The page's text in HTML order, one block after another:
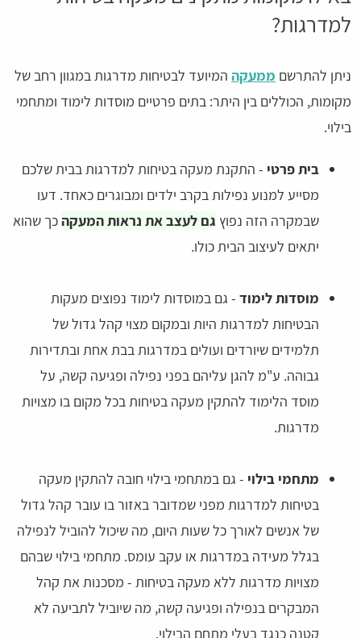
למדרגות?
ניתן להתרשם ממעקה המיועד לבטיחות מדרגות במגוון רחב של
מקומות, הכוללים בין היתר: בתים פרטיים מוסדות לימוד ומתחמי
בילוי.
בית פרטי - התקנת מעקה בטיחות למדרגות בבית שלכם
מסייע למנוע נפילות בקרב ילדים ומבוגרים כאחד. דעו
שבמקרה הזה נפוץ גם לעצב את נראות המעקהכך שהוא
יתאים לעיצוב הבית כולו.
מוסדות לימוד - גם במוסדות לימוד נפוצים מעקות
הבטיחות למדרגות היות ובמקום מצוי קהל גדול של
תלמידים שיורדים ועולים במדרגות בבת אחת ובתדירות
גבוהה. ע"מ להגן עליהם בפני נפילה ופגיעה קשה, על
מוסד הלימוד להתקין מעקה בטיחות בכל מקום בו מצויות
מדרגות.
מתחמי בילוי - גם במתחמי בילוי חובה להתקין מעקה
בטיחות למדרגות מפני שמדובר באזור בו עובר קהל גדול
של אנשים לאורך כל שעות היום, מה שיכול להוביל לנפילה
בגלל מעידה במדרגות או עקב עומס. מתחמי בילוי שבהם
מצויות מדרגות ללא מעקה בטיחות - מסכנות את קהל
המבקרים בנפילה ופגיעה קשה, מה שיוביל לתביעה לא
קטנה כנגד בעלי מתחם הבילוי.